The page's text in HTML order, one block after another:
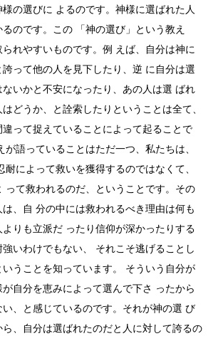
の選びに よるのです。神様に選ばれた人
のです。この 「神の選び」という教え
れやすいものです。例 えば、自分は神に
って他の人を見下したり、逆 に自分は選
いかと不安になったり、あの人は選 ばれ
どうか、と詮索したりということは全て、
って捉えていることによって起ることで
語っていることはただ一つ、私たちは、
耐によって救いを獲得するのではなくて、
って救われるのだ、ということです。その
、自 分の中には救われるべき理由は何も
りも立派だ ったり信仰が深かったりする
いわけでもない、 それこそ逃げることし
うことを知っています。 そういう自分が
自分を恵みによって選んで下さ ったから
い、と感じているのです。それが神の選 び
、自分は選ばれたのだと人に対して誇るの